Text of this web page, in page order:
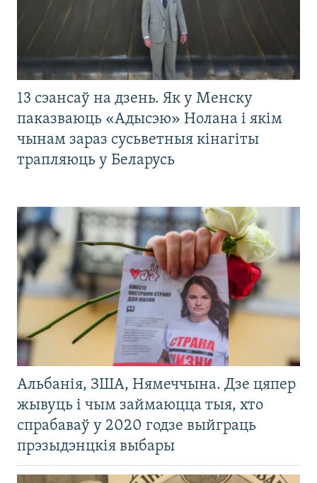
13 сэансаў на дзень. Як у Менску
паказваюць «Адысэю» Нолана і якім
чынам зараз сусьветныя кінагіты
трапляюць у Беларусь
Альбанія, ЗША, Нямеччына. Дзе цяпер
жывуць і чым займаюцца тыя, хто
спрабаваў у 2020 годзе выйграць
прэзыдэнцкія выбары